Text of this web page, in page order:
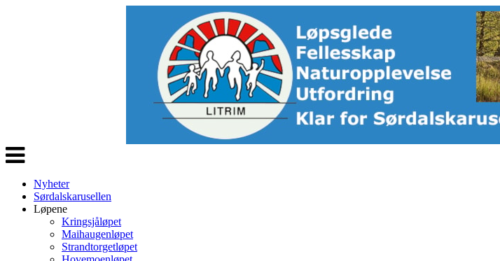
Veksle
navigasjon
Nyheter
Sørdalskarusellen
Løpene
Kringsjåløpet
Maihaugenløpet
Strandtorgetløpet